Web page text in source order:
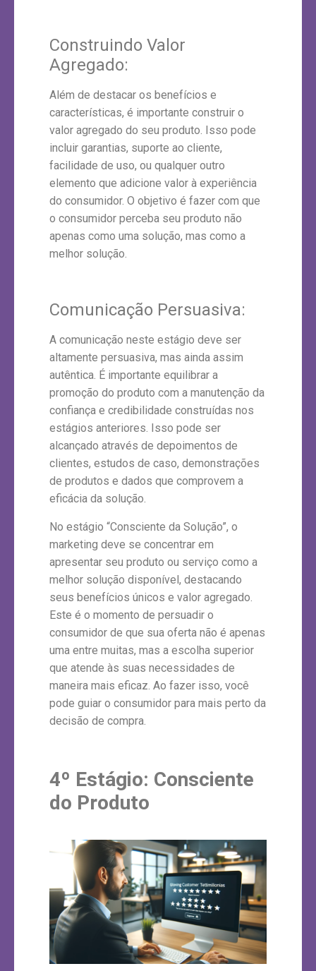
Construindo Valor
Agregado:
Além de destacar os benefícios e
características, é importante construir o
valor agregado do seu produto. Isso pode
incluir garantias, suporte ao cliente,
facilidade de uso, ou qualquer outro
elemento que adicione valor à experiência
do consumidor. O objetivo é fazer com que
o consumidor perceba seu produto não
apenas como uma solução, mas como a
melhor solução.
Comunicação Persuasiva:
A comunicação neste estágio deve ser
altamente persuasiva, mas ainda assim
autêntica. É importante equilibrar a
promoção do produto com a manutenção da
confiança e credibilidade construídas nos
estágios anteriores. Isso pode ser
alcançado através de depoimentos de
clientes, estudos de caso, demonstrações
de produtos e dados que comprovem a
eficácia da solução.
No estágio “Consciente da Solução”, o
marketing deve se concentrar em
apresentar seu produto ou serviço como a
melhor solução disponível, destacando
seus benefícios únicos e valor agregado.
Este é o momento de persuadir o
consumidor de que sua oferta não é apenas
uma entre muitas, mas a escolha superior
que atende às suas necessidades de
maneira mais eficaz. Ao fazer isso, você
pode guiar o consumidor para mais perto da
decisão de compra.
4º Estágio: Consciente
do Produto